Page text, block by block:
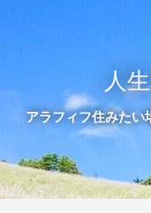
人
アラフィフ住みた